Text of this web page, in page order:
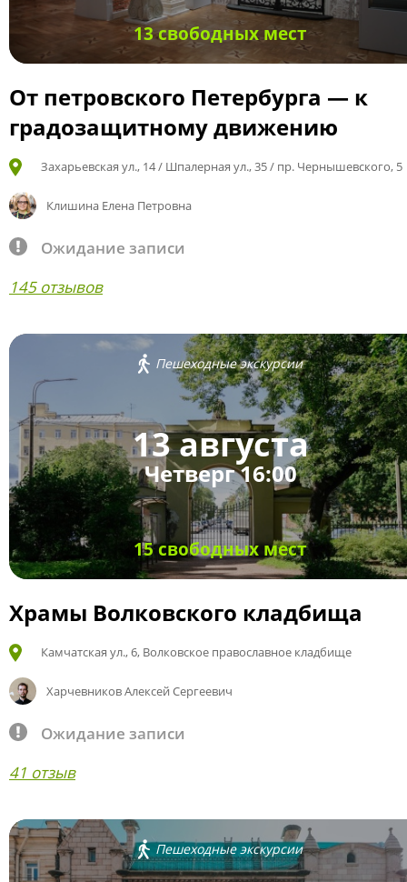
13 свободных мест
От петровского Петербурга — к
градозащитному движению
Захарьевская ул., 14 / Шпалерная ул., 35 / пр. Чернышевского, 5
Клишина Елена Петровна
Ожидание записи
145 отзывов
Пешеходные экскурсии
13 августа
Четверг 16:00
15 свободных мест
Храмы Волковского кладбища
Камчатская ул., 6, Волковское православное кладбище
Харчевников Алексей Сергеевич
Ожидание записи
41 отзыв
Пешеходные экскурсии